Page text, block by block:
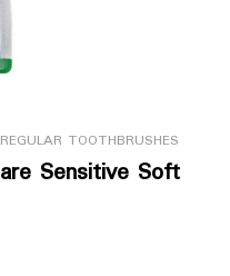
REGULAR TOOTHBRUSHES
Sensitive Soft